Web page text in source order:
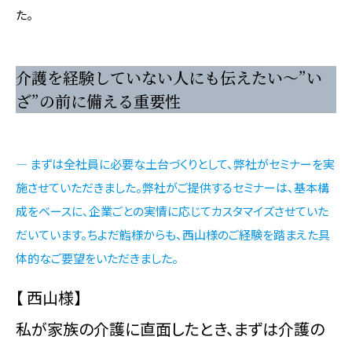
た。
介護を経験していない人にも伝えたい～”い
ざ”の前に備える重要性
— まずは全社員に必要な土台づくりとして、弊社がセミナーを実
施させていただきました。弊社がご提供するセミナーは、基本構
成をベースに、企業ごとの実情に応じてカスタマイズさせていた
だいています。ちよだ鮨様からも、西山様のご経験を踏まえた具
体的なご要望をいただきました。
【 西山様】
私が家族の介護に直面したとき、まずは介護の